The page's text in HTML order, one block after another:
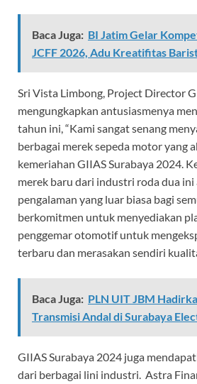
Baca Juga: BI Jatim Gelar
JCFF 2026, Adu Kreatifitas
Sri Vista Limbong, Project Director
mengungkapkan antusiasmenya
tahun ini, “Kami sangat senang
berbagai merek sepeda motor yang
kemeriahan GIIAS Surabaya 2024.
merek baru dari industri roda dua ini
pengalaman yang luar biasa bagi
berkomitmen untuk menyediakan
penggemar otomotif untuk
terbaru dan merasakan sendiri
Baca Juga: PLN UIT JBM
Transmisi Andal di Surabaya
GIIAS Surabaya 2024 juga
dari berbagai lini industri. Astra